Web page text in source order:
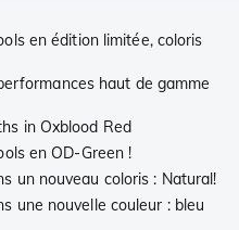
en édition limitée, coloris
haut de gamme
in Oxblood Red
en OD-Green !
un nouveau coloris : Natural!
une nouvelle couleur : bleu